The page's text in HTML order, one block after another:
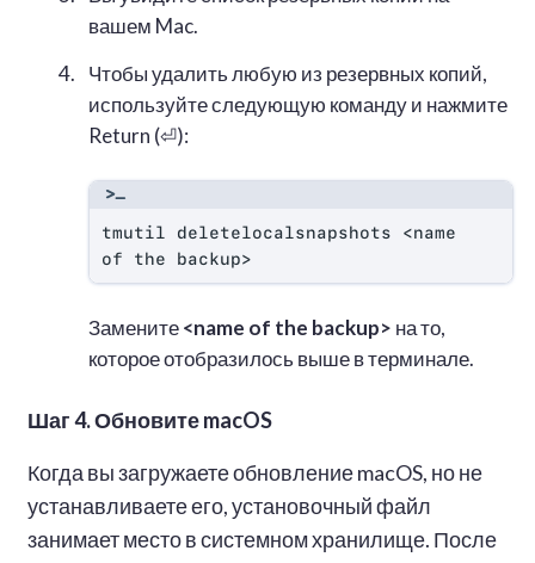
вашем Mac.
Чтобы удалить любую из резервных копий,
используйте следующую команду и нажмите
Return (⏎):
tmutil deletelocalsnapshots <name
of the backup>
Замените<name of the backup> на то,
которое отобразилось выше в терминале.
Шаг 4. Обновите macOS
Когда вы загружаете обновление macOS, но не
устанавливаете его, установочный файл
занимает место в системном хранилище. После